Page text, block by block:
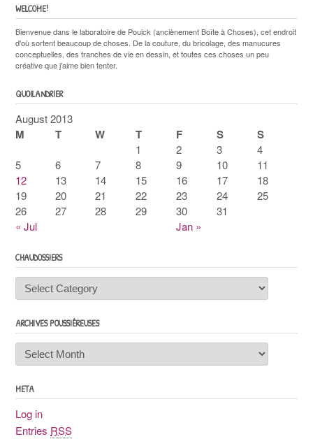
WELCOME!
Bienvenue dans le laboratoire de Pouick (anciènement Boîte à Choses), cet endroit
d'où sortent beaucoup de choses. De la couture, du bricolage, des manucures
conceptuelles, des tranches de vie en dessin, et toutes ces choses un peu
créative que j'aime bien tenter.
QUOILANDRIER
August 2013
M T W T F S S
« Jul Jan »
1 2 3
4
5
6 7 8 9 10
11
12
13 14 15 16 17
18
19
20 21 22 23 24
25
26
27 28 29 30 31
CHAUDOSSIERS
Chaudossiers
ARCHIVES POUSSIÉREUSES
Archives
poussiéreuses
META
Log in
Entries RSS